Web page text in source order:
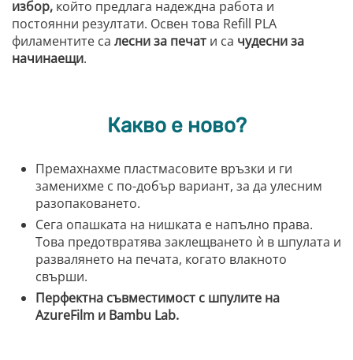
избор, който предлага надеждна работа и
постоянни резултати. Освен това Refill PLA
филаментите са лесни за печат и са чудесни за
начинаещи.
Какво е ново?
Премахнахме пластмасовите връзки и ги
заменихме с по-добър вариант, за да улесним
разопаковането.
Сега опашката на нишката е напълно права.
Това предотвратява заклещването ѝ в шпулата и
развалянето на печата, когато влакното
свърши.
Перфектна съвместимост с шпулите на
AzureFilm и Bambu Lab.